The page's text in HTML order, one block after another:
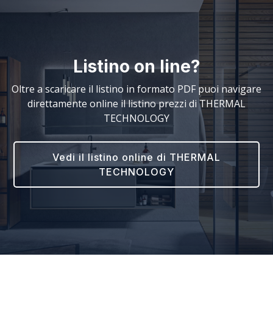
Listino on line?
Oltre a scaricare il listino in formato PDF puoi navigare
direttamente online il listino prezzi di THERMAL
TECHNOLOGY
Vedi il listino online di THERMAL
TECHNOLOGY